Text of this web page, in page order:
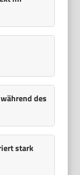
des
stark